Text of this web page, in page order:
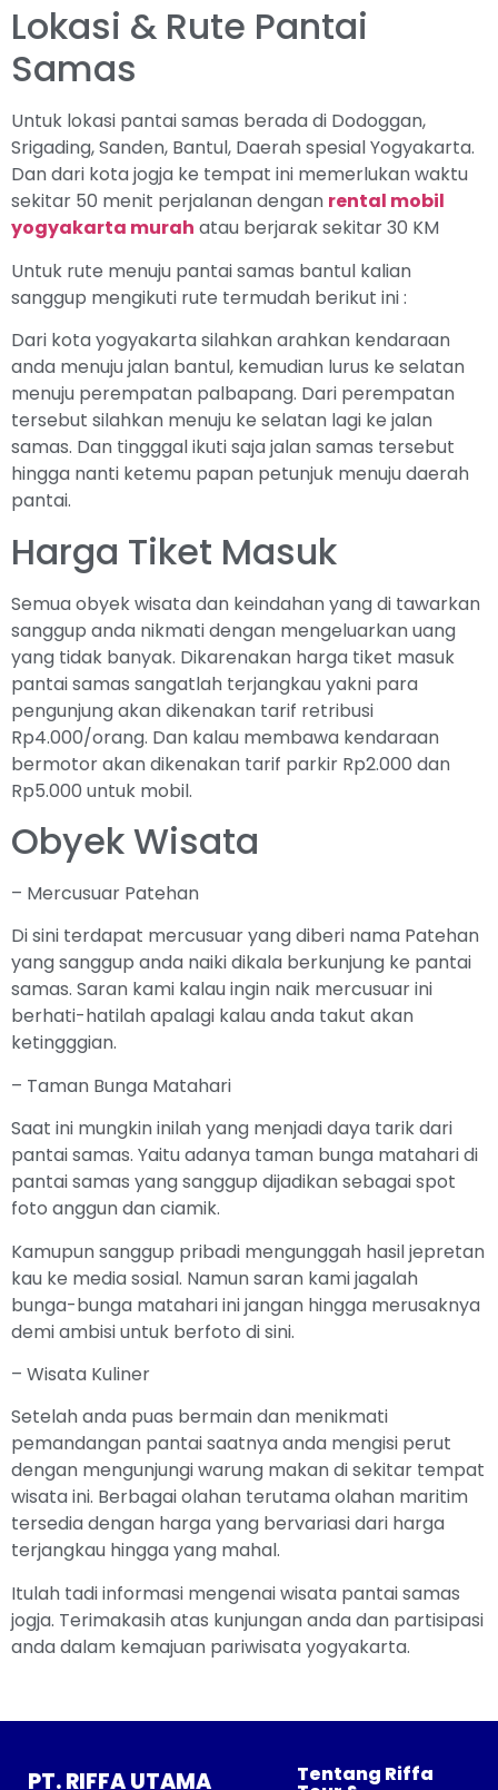
Lokasi & Rute Pantai
Samas
Untuk lokasi pantai samas berada di Dodoggan,
Srigading, Sanden, Bantul, Daerah spesial Yogyakarta.
Dan dari kota jogja ke tempat ini memerlukan waktu
sekitar 50 menit perjalanan dengan rental mobil
yogyakarta murah atau berjarak sekitar 30 KM
Untuk rute menuju pantai samas bantul kalian
sanggup mengikuti rute termudah berikut ini :
Dari kota yogyakarta silahkan arahkan kendaraan
anda menuju jalan bantul, kemudian lurus ke selatan
menuju perempatan palbapang. Dari perempatan
tersebut silahkan menuju ke selatan lagi ke jalan
samas. Dan tingggal ikuti saja jalan samas tersebut
hingga nanti ketemu papan petunjuk menuju daerah
pantai.
Harga Tiket Masuk
Semua obyek wisata dan keindahan yang di tawarkan
sanggup anda nikmati dengan mengeluarkan uang
yang tidak banyak. Dikarenakan harga tiket masuk
pantai samas sangatlah terjangkau yakni para
pengunjung akan dikenakan tarif retribusi
Rp4.000/orang. Dan kalau membawa kendaraan
bermotor akan dikenakan tarif parkir Rp2.000 dan
Rp5.000 untuk mobil.
Obyek Wisata
– Mercusuar Patehan
Di sini terdapat mercusuar yang diberi nama Patehan
yang sanggup anda naiki dikala berkunjung ke pantai
samas. Saran kami kalau ingin naik mercusuar ini
berhati-hatilah apalagi kalau anda takut akan
ketingggian.
– Taman Bunga Matahari
Saat ini mungkin inilah yang menjadi daya tarik dari
pantai samas. Yaitu adanya taman bunga matahari di
pantai samas yang sanggup dijadikan sebagai spot
foto anggun dan ciamik.
Kamupun sanggup pribadi mengunggah hasil jepretan
kau ke media sosial. Namun saran kami jagalah
bunga-bunga matahari ini jangan hingga merusaknya
demi ambisi untuk berfoto di sini.
– Wisata Kuliner
Setelah anda puas bermain dan menikmati
pemandangan pantai saatnya anda mengisi perut
dengan mengunjungi warung makan di sekitar tempat
wisata ini. Berbagai olahan terutama olahan maritim
tersedia dengan harga yang bervariasi dari harga
terjangkau hingga yang mahal.
Itulah tadi informasi mengenai wisata pantai samas
jogja. Terimakasih atas kunjungan anda dan partisipasi
anda dalam kemajuan pariwisata yogyakarta.
PT. RIFFA UTAMA Tentang Riffa